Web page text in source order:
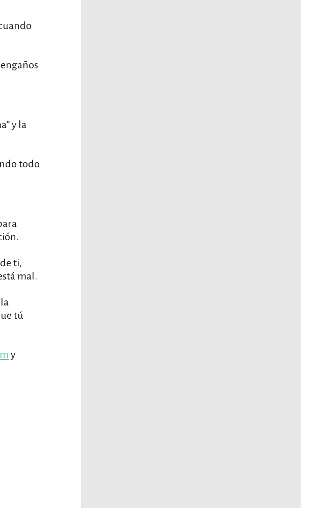
y la
todo
ti,
mal.
tú
y